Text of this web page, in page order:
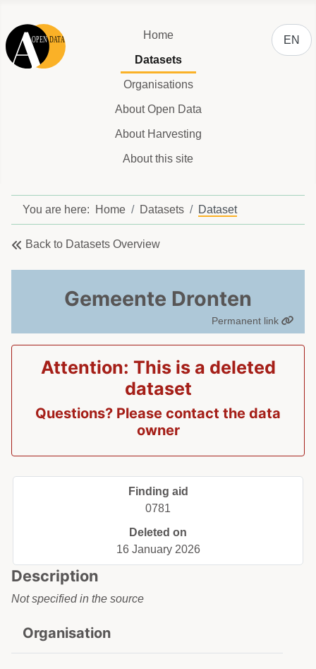
Home
Datasets
Organisations
About Open Data
About Harvesting
About this site
Select
EN
You are here: Home Datasets Dataset
Back to Datasets Overview
Gemeente Dronten
Permanent link
Attention: This is a deleted
dataset
Questions? Please contact the data
owner
Description
Not specified in the source
Organisation
Finding aid
0781
Deleted on
16 January 2026